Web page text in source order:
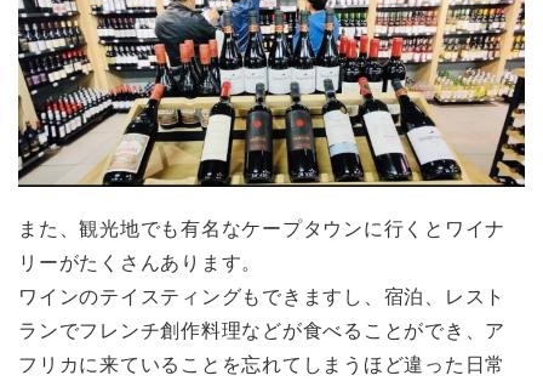
また、観光地でも有名なケープタウンに行くとワイナ
リーがたくさんあります。
ワインのテイスティングもできますし、宿泊、レスト
ランでフレンチ創作料理などが食べることができ、ア
フリカに来ていることを忘れてしまうほど違った日常